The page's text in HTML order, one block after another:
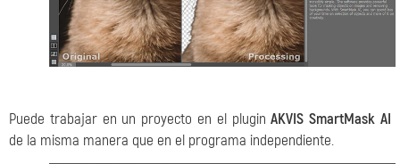
Puede trabajar en un proyecto en el pluginAKVIS SmartMask AI
de la misma manera que en el programa independiente.